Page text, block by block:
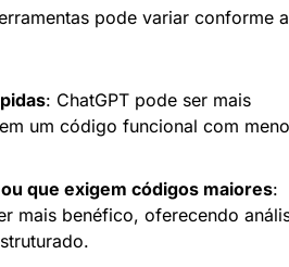
pode variar conforme a
: ChatGPT pode ser mais
um código funcional com
que exigem códigos maiores:
mais benéfico, oferecendo